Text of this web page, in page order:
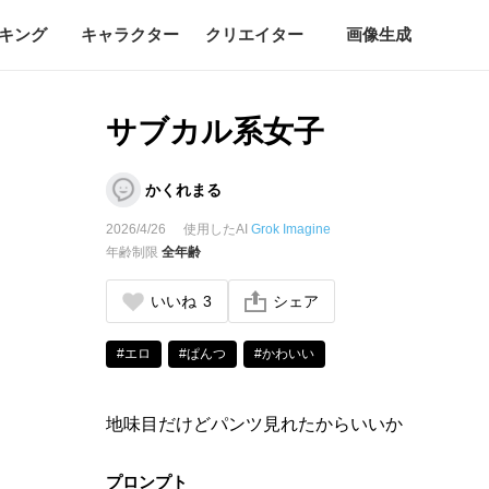
ング キャラクター クリエイター 画像生成
サブカル系女子
かくれまる
2026/4/26 使用したAIGrok Imagine
年齢制限全年齢
いいね 3 シェア
#エロ #ぱんつ #かわいい
地味目だけどパンツ見れたからいいか
プロンプト